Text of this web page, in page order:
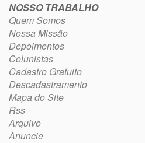
NOSSO TRABALHO
Quem Somos
Nossa Missão
Depoimentos
Colunistas
Cadastro Gratuito
Descadastramento
Mapa do Site
Rss
Arquivo
Anuncie